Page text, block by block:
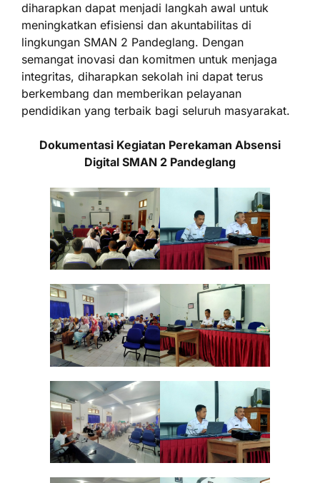
diharapkan dapat menjadi langkah awal untuk
meningkatkan efisiensi dan akuntabilitas di
lingkungan SMAN 2 Pandeglang. Dengan
semangat inovasi dan komitmen untuk menjaga
integritas, diharapkan sekolah ini dapat terus
berkembang dan memberikan pelayanan
pendidikan yang terbaik bagi seluruh masyarakat.
Dokumentasi Kegiatan Perekaman Absensi
Digital SMAN 2 Pandeglang